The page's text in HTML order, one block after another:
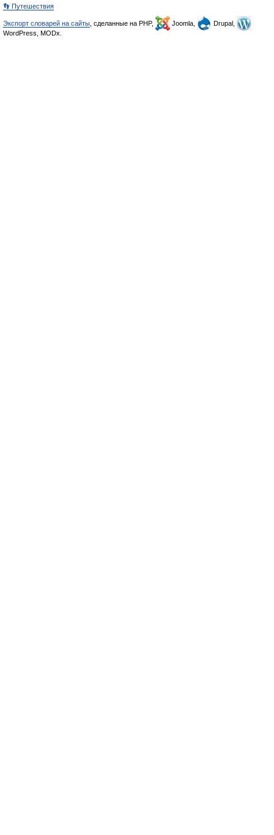
👣 Путешествия
Экспорт словарей на сайты , сделанные на PHP, Joomla,
Drupal,
WordPress, MODx.